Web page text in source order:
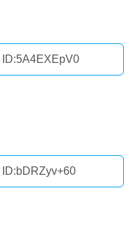
ID:5A4EXEpV0
ID:bDRZyv+60